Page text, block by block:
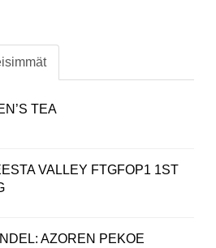
TEA
VALLEY FTGFOP1 1ST
AZOREN PEKOE